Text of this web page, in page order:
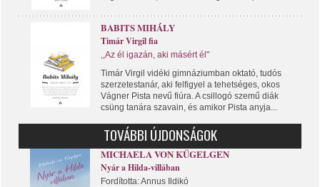
BABITS MIHÁLY
Timár Virgil fia
,,Az él igazán, aki másért él"
Timár Virgil vidéki gimnáziumban oktató, tudós
szerzetestanár, aki felfigyel a tehetséges, okos
Vágner Pista nevű fiúra. A csillogó szemű diák
csüng tanára szavain, és amikor Pista anyja...
TOVÁBBI ÚJDONSÁGOK
MICHAELA VON KÜGELGEN
Nyár a Hilda-villában
Fordította: Annus Ildikó